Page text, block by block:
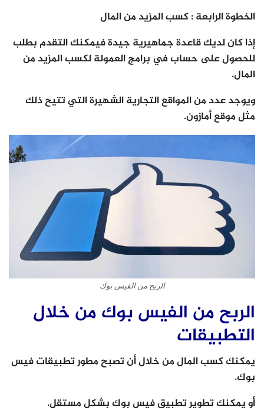
الخطوة الرابعة : كسب المزيد من المال
إذا كان لديك قاعدة جماهيرية جيدة فيمكنك التقدم بطلب
للحصول على حساب في برامج العمولة لكسب المزيد من
المال.
ويوجد عدد من المواقع التجارية الشهيرة التي تتيح ذلك
مثل موقع أمازون.
الربح من الفيس بوك
الربح من الفيس بوك من خلال
التطبيقات
يمكنك كسب المال من خلال أن تصبح مطور تطبيقات فيس
بوك.
أو يمكنك تطوير تطبيق فيس بوك بشكل مستقل.